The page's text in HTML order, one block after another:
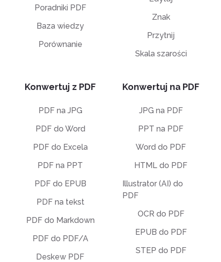
Poradniki PDF
Baza wiedzy
Porównanie
Znak
Przytnij
Skala szarości
Konwertuj z PDF
PDF na JPG
PDF do Word
PDF do Excela
PDF na PPT
PDF do EPUB
PDF na tekst
PDF do Markdown
PDF do PDF/A
Deskew PDF
Konwertuj na PDF
JPG na PDF
PPT na PDF
Word do PDF
HTML do PDF
Illustrator (AI) do
PDF
OCR do PDF
EPUB do PDF
STEP do PDF